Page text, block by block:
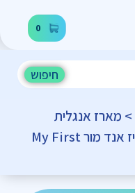
0
חיפוש
> מארז אנגלית
במבצע מיי פרסט סטוריז + סטוריז אנד מור My First